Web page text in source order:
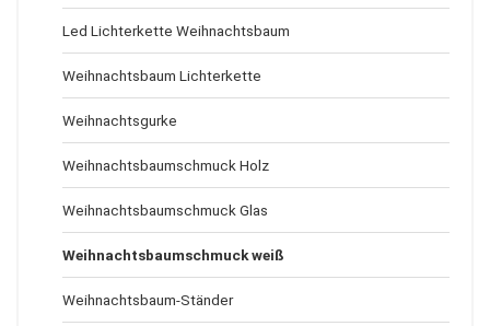
Led Lichterkette Weihnachtsbaum
Weihnachtsbaum Lichterkette
Weihnachtsgurke
Weihnachtsbaumschmuck Holz
Weihnachtsbaumschmuck Glas
Weihnachtsbaumschmuck weiß
Weihnachtsbaum-Ständer